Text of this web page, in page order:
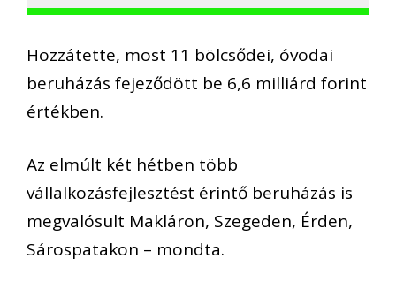
Hozzátette, most 11 bölcsődei, óvodai
beruházás fejeződött be 6,6 milliárd forint
értékben.
Az elmúlt két hétben több
vállalkozásfejlesztést érintő beruházás is
megvalósult Makláron, Szegeden, Érden,
Sárospatakon – mondta.